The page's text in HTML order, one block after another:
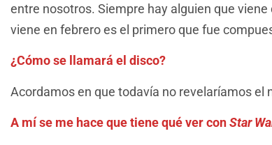
entre nosotros. Siempre hay alguien que
viene en febrero es el primero que fue
¿Cómo se llamará el disco?
Acordamos en que todavía no revelaríamos el
A mí se me hace que tiene qué ver conStar